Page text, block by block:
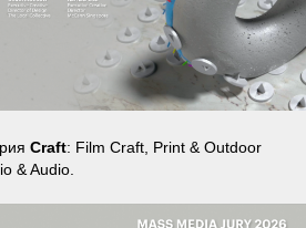
Craft: Film Craft, Print & Outdoor
& Audio.